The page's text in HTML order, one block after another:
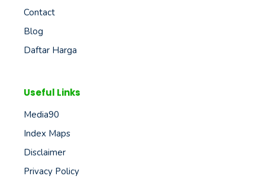
Contact
Blog
Daftar Harga
Useful Links
Media90
Index Maps
Disclaimer
Privacy Policy